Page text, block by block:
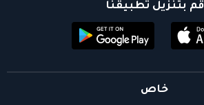
قم بتنزيل تطبيقنا
خاص